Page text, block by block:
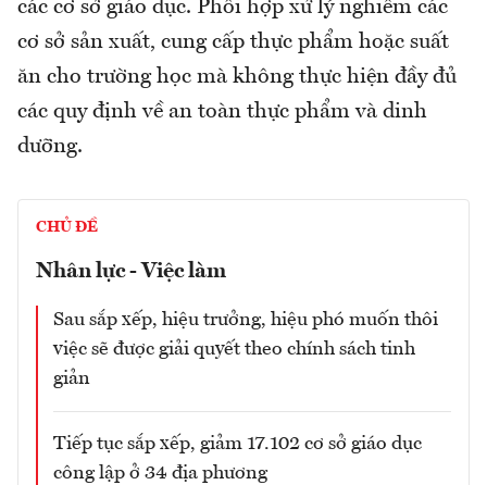
các cơ sở giáo dục. Phối hợp xử lý nghiêm các
cơ sở sản xuất, cung cấp thực phẩm hoặc suất
ăn cho trường học mà không thực hiện đầy đủ
các quy định về an toàn thực phẩm và dinh
dưỡng.
CHỦ ĐỀ
Nhân lực - Việc làm
Sau sắp xếp, hiệu trưởng, hiệu phó muốn thôi
việc sẽ được giải quyết theo chính sách tinh
giản
Tiếp tục sắp xếp, giảm 17.102 cơ sở giáo dục
công lập ở 34 địa phương